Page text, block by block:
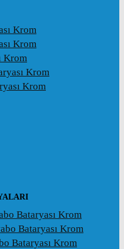
Krom
Krom
Krom
Krom
Krom
Bataryası Krom
Bataryası Krom
Bataryası Krom